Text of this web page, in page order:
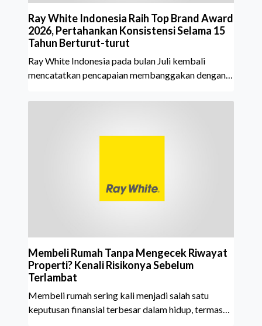
Ray White Indonesia Raih Top Brand Award
2026, Pertahankan Konsistensi Selama 15
Tahun Berturut-turut
Ray White Indonesia pada bulan Juli kembali
mencatatkan pencapaian membanggakan dengan
Property Agent. Penghargaan ini menjadi semakin
White Indonesia. Top Brand Award m
Membeli Rumah Tanpa Mengecek Riwayat
Properti? Kenali Risikonya Sebelum
Terlambat
Membeli rumah sering kali menjadi salah satu
keputusan finansial terbesar dalam hidup, termasuk